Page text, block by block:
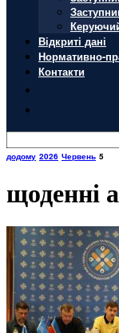
Відкриті дані
Нормативно-
Контакти
додому 2026 Червень 5
щоденні